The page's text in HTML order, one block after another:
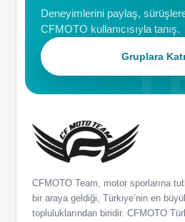
Deneyimlerini paylaş,
CFMOTO kullanıcısıyla tanış.
Gruplara
CFMOTO Team, motor sporlarına
bir araya geldiği, Türkiye’nin en
topluluklarından biridir. CFMOTO